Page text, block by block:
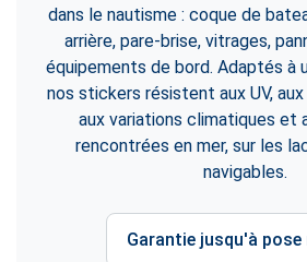
dans le nautisme : coque de
arrière, pare-brise, vitrages,
équipements de bord. Adaptés à
nos stickers résistent aux UV, aux
aux variations climatiques et
rencontrées en mer, sur les
navigables.
Garantie jusqu'à pose